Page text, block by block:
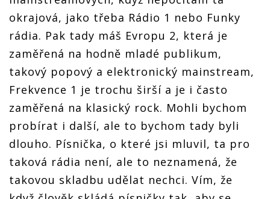
okrajová, jako třeba Rádio 1 nebo Funky
rádia. Pak tady máš Evropu 2, která je
zaměřená na hodně mladé publikum,
takový popový a elektronický mainstream,
Frekvence 1 je trochu širší a je i často
zaměřená na klasický rock. Mohli bychom
probírat i další, ale to bychom tady byli
dlouho. Písnička, o které jsi mluvil, ta pro
taková rádia není, ale to neznamená, že
takovou skladbu udělat nechci. Vím, že